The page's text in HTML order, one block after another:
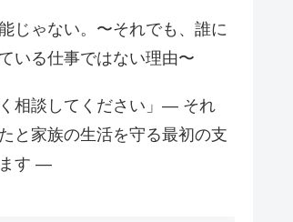
じゃない。〜それでも、誰に
いる仕事ではない理由〜
く相談してください」— それ
と家族の生活を守る最初の支
す —